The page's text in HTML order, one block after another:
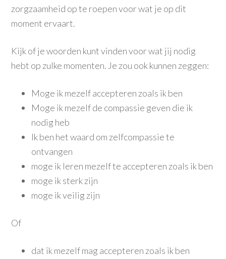
zorgzaamheid op te roepen voor wat je op dit
moment ervaart.
Kijk of je woorden kunt vinden voor wat jij nodig
hebt op zulke momenten. Je zou ook kunnen zeggen:
Moge ik mezelf accepteren zoals ik ben
Moge ik mezelf de compassie geven die ik
nodig heb
Ik ben het waard om zelfcompassie te
ontvangen
moge ik leren mezelf te accepteren zoals ik ben
moge ik sterk zijn
moge ik veilig zijn
Of
dat ik mezelf mag accepteren zoals ik ben